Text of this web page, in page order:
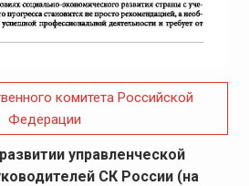
комитета Российской
Федерации
управленческой
СК России (на